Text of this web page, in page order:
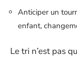
Anticiper un
enfant,
Le tri n’est pas